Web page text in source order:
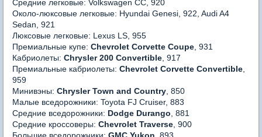
Средние легковые: Volkswagen CC, 920
Около-люксовые легковые: Hyundai Genesi, 922, Audi A4
Sedan, 921
Люксовые легковые: Lexus LS, 955
Премиальные купе: Chevrolet Corvette Coupe , 931
Кабриолеты: Chrysler 200 Convertible , 917
Премиальные кабриолеты: Chevrolet Corvette Convertible
959
Минивэны: Chrysler Town and Country , 850
Малые вседорожники: Toyota FJ Cruiser, 883
Средние вседорожники: Dodge Durango , 881
Средние кроссоверы: Chevrolet Traverse , 900